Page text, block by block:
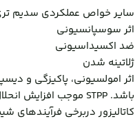
سایر خواص عملکردی سدیم
اثر سوسپانسیونی
ضد اکسیداسیونی
ژلاتینه شدن
اثر امولسیونی، پاکیزگی و
باشد. STPP موجب افزایش انحلال پذیری پروتئین ها، امولسیون کنندگی چربی ها و دیسپرس کردن مواد جامد می شود.
کاتالیزور دربرخی فرآیندهای